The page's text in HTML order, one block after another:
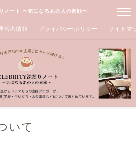
ノート 〜気になるあの人の素顔〜
営者情報 プライバシーポリシー サイトマ
いて